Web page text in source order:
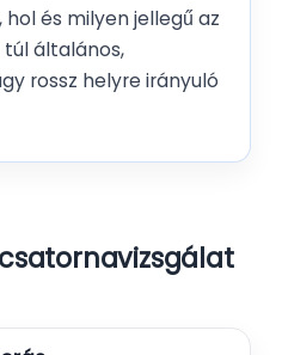
és milyen jellegű az
általános,
rossz helyre irányuló